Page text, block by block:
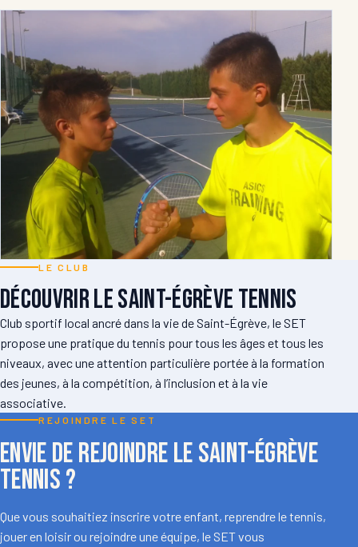
LE CLUB
Découvrir le Saint-Égrève Tennis
Club sportif local ancré dans la vie de Saint-Égrève, le SET
propose une pratique du tennis pour tous les âges et tous les
niveaux, avec une attention particulière portée à la formation
des jeunes, à la compétition, à l’inclusion et à la vie
associative.
REJOINDRE LE SET
Envie de rejoindre le Saint-Égrève
Tennis ?
Que vous souhaitiez inscrire votre enfant, reprendre le tennis,
jouer en loisir ou rejoindre une équipe, le SET vous